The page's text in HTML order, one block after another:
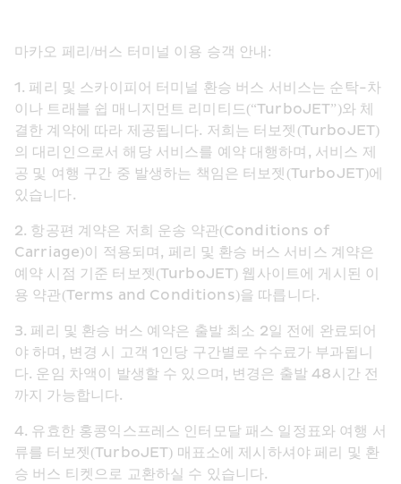
마카오 페리/버스 터미널 이용 승객 안내:
1. 페리 및 스카이피어 터미널 환승 버스 서비스는 순탁-차
이나 트래블 쉽 매니지먼트 리미티드(“TurboJET”)와 체
결한 계약에 따라 제공됩니다. 저희는 터보젯(TurboJET)
의 대리인으로서 해당 서비스를 예약 대행하며, 서비스 제
공 및 여행 구간 중 발생하는 책임은 터보젯(TurboJET)에
있습니다.
2. 항공편 계약은 저희 운송 약관(Conditions of
Carriage)이 적용되며, 페리 및 환승 버스 서비스 계약은
예약 시점 기준 터보젯(TurboJET) 웹사이트에 게시된 이
용 약관(Terms and Conditions)을 따릅니다.
3. 페리 및 환승 버스 예약은 출발 최소 2일 전에 완료되어
야 하며, 변경 시 고객 1인당 구간별로 수수료가 부과됩니
다. 운임 차액이 발생할 수 있으며, 변경은 출발 48시간 전
까지 가능합니다.
4. 유효한 홍콩익스프레스 인터모달 패스 일정표와 여행 서
류를 터보젯(TurboJET) 매표소에 제시하셔야 페리 및 환
승 버스 티켓으로 교환하실 수 있습니다.